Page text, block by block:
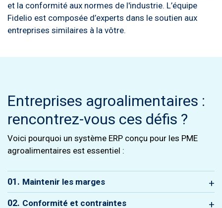
et la conformité aux normes de l'industrie. L’équipe
Fidelio est composée d’experts dans le soutien aux
entreprises similaires à la vôtre.
Entreprises agroalimentaires :
rencontrez-vous ces défis ?
Voici pourquoi un système ERP conçu pour les PME
agroalimentaires est essentiel :
01. Maintenir les marges
Gérer et optimiser les marges peut être
02. Conformité et contraintes